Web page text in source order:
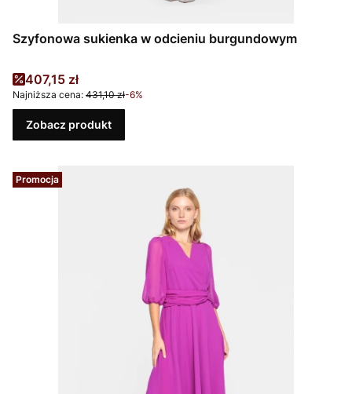
Szyfonowa sukienka w odcieniu burgundowym
Cena promocyjna
407,15 zł
Najniższa cena: 431,10 zł-6%
Zobacz produkt
Promocja